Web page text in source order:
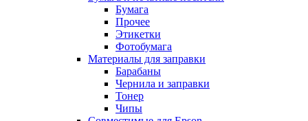
Бумага
Прочее
Этикетки
Фотобумага
Материалы для заправки
Барабаны
Чернила и заправки
Тонер
Чипы